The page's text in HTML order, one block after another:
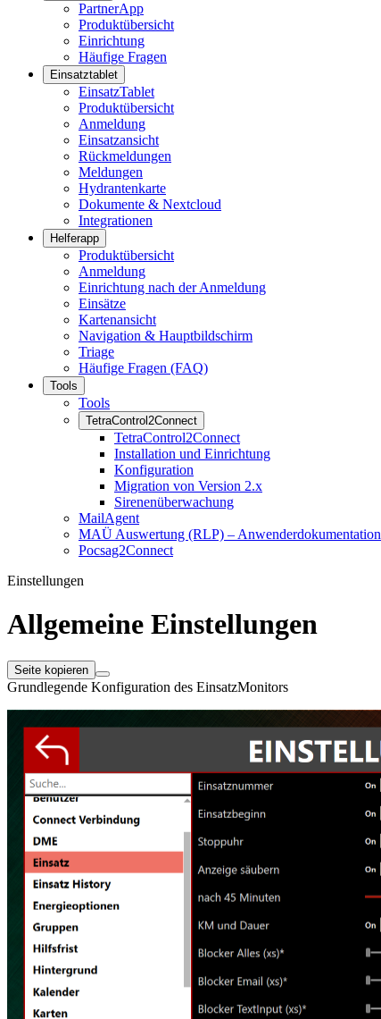
PartnerApp
Produktübersicht
Einrichtung
Häufige Fragen
Einsatztablet
EinsatzTablet
Produktübersicht
Anmeldung
Einsatzansicht
Rückmeldungen
Meldungen
Hydrantenkarte
Dokumente & Nextcloud
Integrationen
Helferapp
Produktübersicht
Anmeldung
Einrichtung nach der Anmeldung
Einsätze
Kartenansicht
Navigation & Hauptbildschirm
Triage
Häufige Fragen (FAQ)
Tools
Tools
TetraControl2Connect
TetraControl2Connect
Installation und Einrichtung
Konfiguration
Migration von Version 2.x
Sirenenüberwachung
MailAgent
MAÜ Auswertung (RLP) – Anwenderdokumentation
Pocsag2Connect
Einstellungen
Allgemeine Einstellungen
Seite kopieren
Grundlegende Konfiguration des EinsatzMonitors